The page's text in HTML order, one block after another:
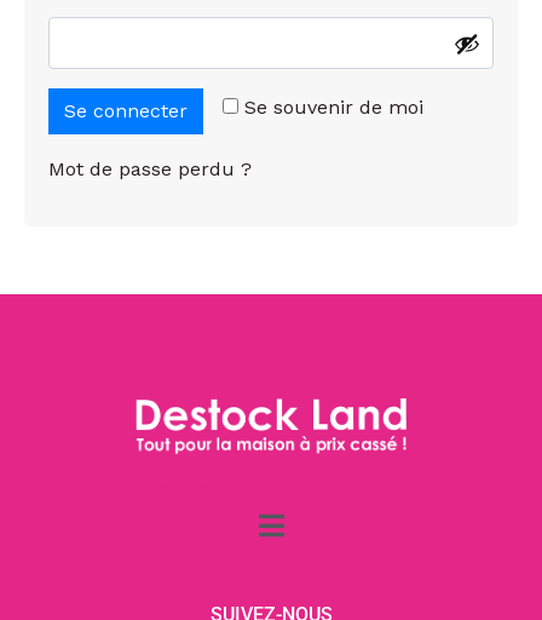
Se souvenir de moi
Se connecter
Mot de passe perdu ?
SUIVEZ-NOUS